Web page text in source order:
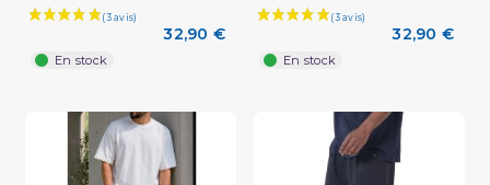
32,90 €
En stock
32,90 €
En stock